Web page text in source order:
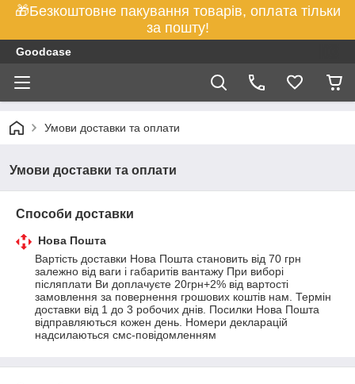
🎁Безкоштовне пакування товарів, оплата тільки
за пошту!
Goodcase
Умови доставки та оплати
Умови доставки та оплати
Способи доставки
Нова Пошта
Вартість доставки Нова Пошта становить від 70 грн
залежно від ваги і габаритів вантажу При виборі
післяплати Ви доплачуєте 20грн+2% від вартості
замовлення за повернення грошових коштів нам. Термін
доставки від 1 до 3 робочих днів. Посилки Нова Пошта
відправляються кожен день. Номери декларацій
надсилаються смс-повідомленням